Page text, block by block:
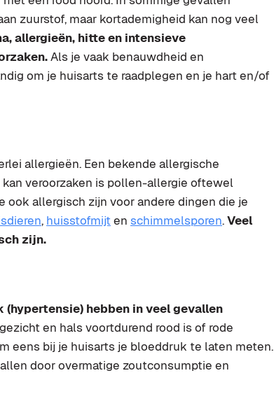
zuurstof, maar kortademigheid kan nog veel
allergieën, hitte en intensieve
Als je vaak benauwdheid en
om je huisarts te raadplegen en je hart en/of
allergieën. Een bekende allergische
veroorzaken is pollen-allergie oftewel
allergisch zijn voor andere dingen die je
, huisstofmijt en schimmelsporen.Veel
zijn.
hebben in veel gevallen
en hals voortdurend rood is of rode
eens bij je huisarts je bloeddruk te laten meten.
door overmatige zoutconsumptie en